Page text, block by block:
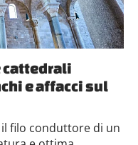
cattedrali
e affacci sul
filo conduttore di un